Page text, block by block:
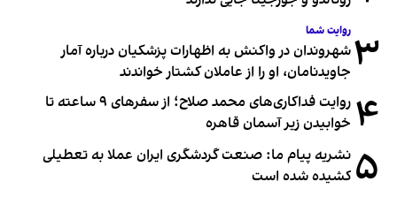
۳ روایت شما
شهروندان در واکنش به اظهارات پزشکیان درباره آمار
جاویدنامان، او را از عاملان کشتار خواندند
۴
روایت فداکاری‌های محمد صلاح؛ از سفرهای ۹ ساعته تا
خوابیدن زیر آسمان قاهره
۵ نشریه پیام ما: صنعت گردشگری ایران عملا به تعطیلی
کشیده شده است